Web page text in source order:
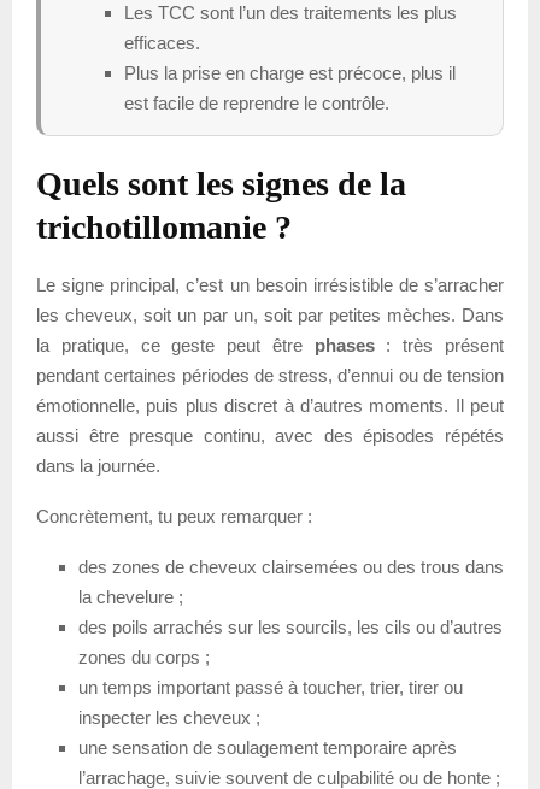
Les TCC sont l’un des traitements les plus
efficaces.
Plus la prise en charge est précoce, plus il
est facile de reprendre le contrôle.
Quels sont les signes de la
trichotillomanie ?
Le signe principal, c’est un besoin irrésistible de s’arracher
les cheveux, soit un par un, soit par petites mèches. Dans
la pratique, ce geste peut être phases: très présent
pendant certaines périodes de stress, d’ennui ou de tension
émotionnelle, puis plus discret à d’autres moments. Il peut
aussi être presque continu, avec des épisodes répétés
dans la journée.
Concrètement, tu peux remarquer :
des zones de cheveux clairsemées ou des trous dans
la chevelure ;
des poils arrachés sur les sourcils, les cils ou d’autres
zones du corps ;
un temps important passé à toucher, trier, tirer ou
inspecter les cheveux ;
une sensation de soulagement temporaire après
l’arrachage, suivie souvent de culpabilité ou de honte ;